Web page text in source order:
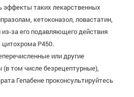
таких лекарственных
кетоконазол, ловастатин,
из-за его подавляющего действия
Р450.
или другие
том числе безрецептурные),
Гепабене проконсультируйтесь